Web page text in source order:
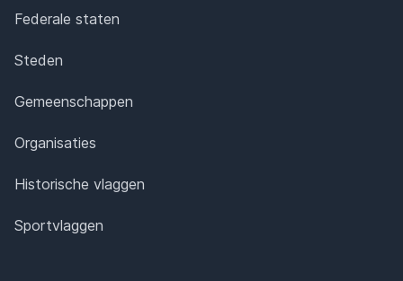
Federale staten
Steden
Gemeenschappen
Organisaties
Historische vlaggen
Sportvlaggen